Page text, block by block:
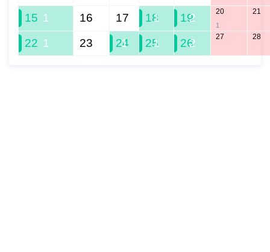
15 1 16 17 18
1 19
2 20
1
21
22 1 23 24
1 25
1 26
2 27 28